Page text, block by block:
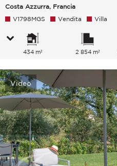
Costa Azzurra, Francia
V1798MGS
Vendita Villa
434 m² 2 854 m²
Video